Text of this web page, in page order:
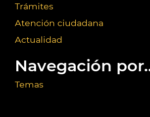
Trámites
Atención ciudadana
Actualidad
Navegación
Temas